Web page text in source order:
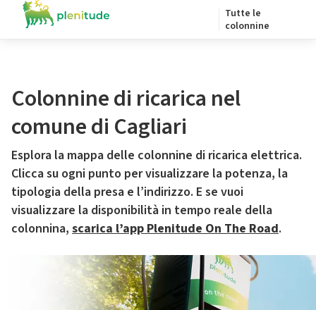
Tutte le
colonnine
Colonnine di ricarica nel
comune di Cagliari
Esplora la mappa delle colonnine di ricarica elettrica.
Clicca su ogni punto per visualizzare la potenza, la
tipologia della presa e l’indirizzo. E se vuoi
visualizzare la disponibilità in tempo reale della
colonnina, scarica l’app Plenitude On The Road.